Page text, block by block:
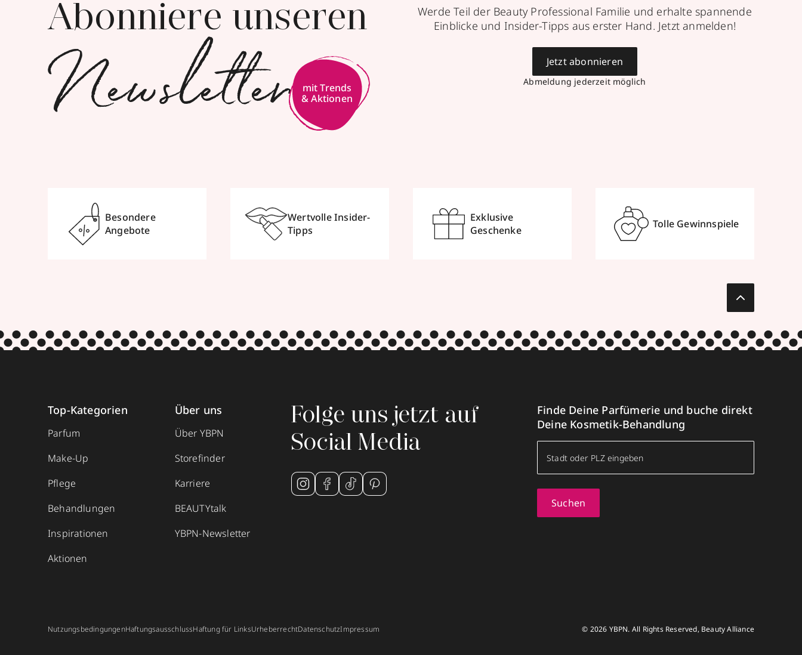
Abonniere unseren
Newsletter
mit Trends
& Aktionen
Werde Teil der Beauty Professional Familie und erhalte spannende
Einblicke und Insider-Tipps aus erster Hand. Jetzt anmelden!
Abmeldung jederzeit möglich
Jetzt abonnieren
Besondere
Angebote
Wertvolle Insider-
Tipps
Exklusive
Geschenke
Tolle Gewinnspiele
Top-Kategorien
Parfum
Make-Up
Pflege
Behandlungen
Inspirationen
Aktionen
Über uns
Über YBPN
Storefinder
Karriere
BEAUTYtalk
YBPN-Newsletter
Folge uns jetzt auf
Social Media
Finde Deine Parfümerie und buche direkt
Deine Kosmetik-Behandlung
Suchen
NutzungsbedingungenHaftungsausschlussHaftung für LinksUrheberrechtDatenschutzImpressum © 2026 YBPN. All Rights Reserved, Beauty Alliance